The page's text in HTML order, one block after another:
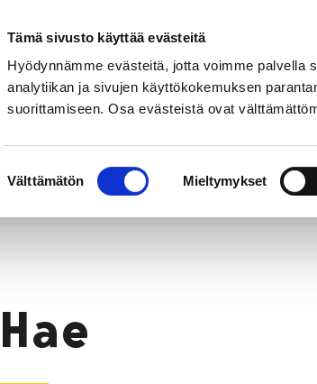
Tämä sivusto käyttää evästeitä
Hyödynnämme evästeitä, jotta voimme palvella
analytiikan ja sivujen käyttökokemuksen
suorittamiseen. Osa evästeistä ovat
valinta
Välttämätön Mieltymykset
Hae